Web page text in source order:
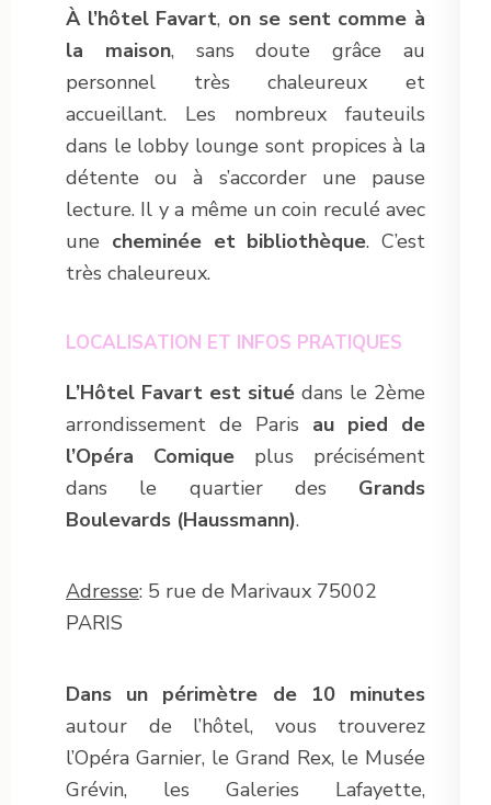
À l’hôtel Favart, on se sent comme à
la maison, sans doute grâce au
personnel très chaleureux et
accueillant. Les nombreux fauteuils
dans le lobby lounge sont propices à la
détente ou à s’accorder une pause
lecture. Il y a même un coin reculé avec
une cheminée et bibliothèque. C’est
très chaleureux.
LOCALISATION ET INFOS PRATIQUES
L’Hôtel Favart est situé dans le 2ème
arrondissement de Paris au pied de
l’Opéra Comique plus précisément
dans le quartier des Grands
Boulevards (Haussmann).
Adresse: 5 rue de Marivaux 75002
PARIS
Dans un périmètre de 10 minutes
autour de l’hôtel, vous trouverez
l’Opéra Garnier, le Grand Rex, le Musée
Grévin, les Galeries Lafayette,